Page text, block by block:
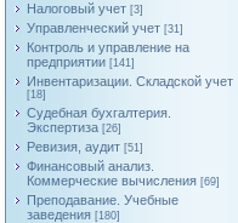
Налоговый учет [3]
Управленческий учет [31]
Контроль и управление на
предприятии [141]
Инвентаризации. Складской учет
[18]
Судебная бухгалтерия.
Экспертиза [26]
Ревизия, аудит [51]
Финансовый анализ.
Коммерческие вычисления [69]
Преподавание. Учебные
заведения [180]